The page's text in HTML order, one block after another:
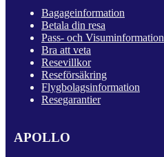
Bagageinformation
Betala din resa
Pass- och Visuminformation
Bra att veta
Resevillkor
Reseförsäkring
Flygbolagsinformation
Resegarantier
APOLLO